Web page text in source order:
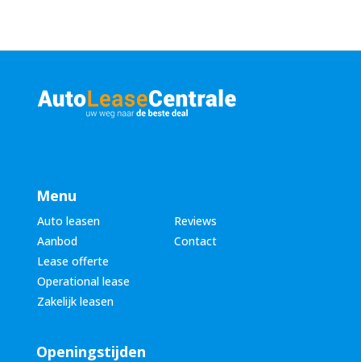
Menu
Auto leasen
Reviews
Aanbod
Contact
Lease offerte
Operational lease
Zakelijk leasen
Openingstijden